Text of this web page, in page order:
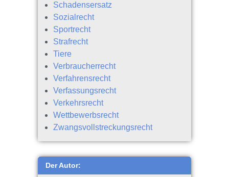
Schadensersatz
Sozialrecht
Sportrecht
Strafrecht
Tiere
Verbraucherrecht
Verfahrensrecht
Verfassungsrecht
Verkehrsrecht
Wettbewerbsrecht
Zwangsvollstreckungsrecht
Der Autor: